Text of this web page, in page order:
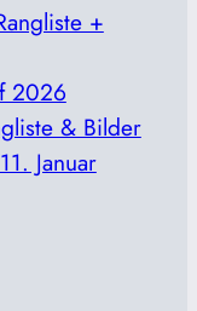
+
2026
& Bilder
Januar